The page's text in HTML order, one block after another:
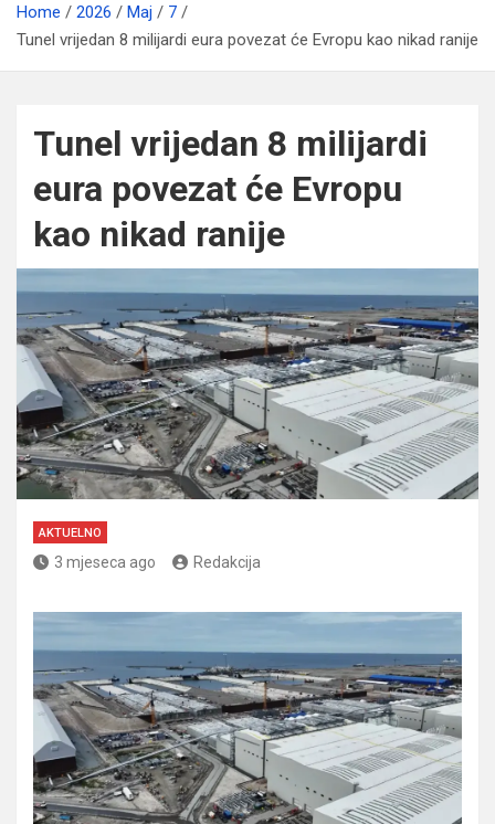
Home 2026 Maj
7
Tunel vrijedan 8 milijardi eura povezat će Evropu kao nikad ranije
Tunel vrijedan 8 milijardi
eura povezat će Evropu
kao nikad ranije
AKTUELNO
3 mjeseca ago Redakcija